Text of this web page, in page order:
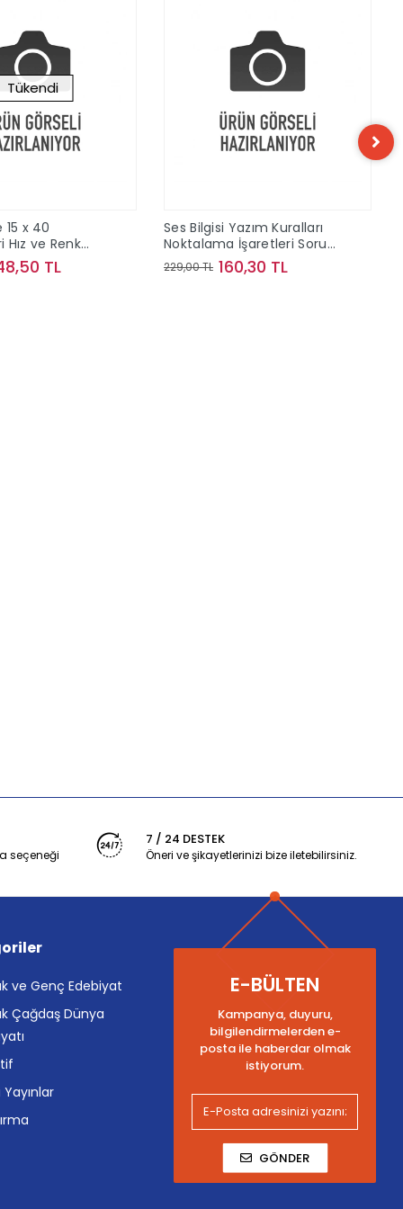
Tükendi
15 x 40
ve Renk
TL
Ses Bilgisi Yazım Kuralları
Noktalama İşaretleri Soru
ve Konu Kampı Bilgi Sarmal
Yayınları
229,00 TL 160,30 TL
seçeneği
7 / 24 DESTEK
Öneri ve şikayetlerinizi bize iletebilirsiniz.
ve Genç Edebiyat
Çağdaş Dünya
Yayınlar
E-BÜLTEN
Kampanya, duyuru,
bilgilendirmelerden e-
posta ile haberdar olmak
istiyorum.
GÖNDER